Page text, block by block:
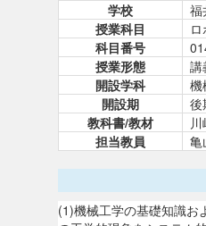
学校
福
授業科目
科目番号
授業形態
講
開設学科
機
開設期
後
教科書/教材
担当教員
亀
(1)機械工学の基礎知識お